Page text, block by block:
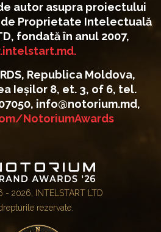
autor asupra proiectului
Proprietate Intelectuală
fondată în anul 2007,
Republica Moldova,
Ieșilor 8, et. 3, of 6, tel.
info@notorium.md,
NotoriumAwards
- 2026, INTELSTART LTD
rezervate.